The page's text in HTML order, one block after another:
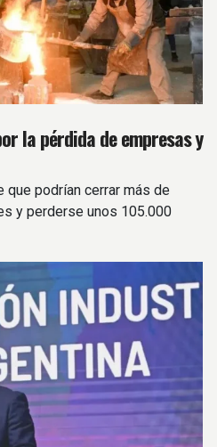
la pérdida de empresas y
que podrían cerrar más de
y perderse unos 105.000